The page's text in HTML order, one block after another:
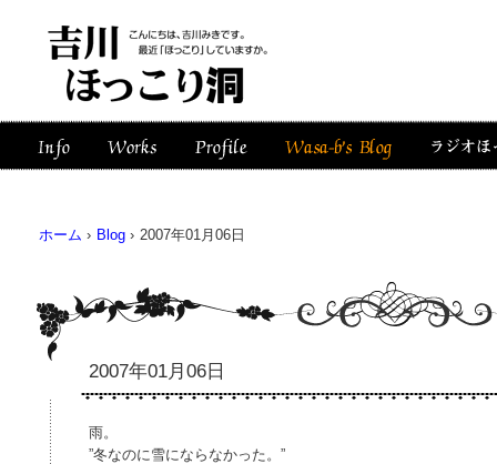
ホーム › Blog › 2007年01月06日
2007年01月06日
雨。
”冬なのに雪にならなかった。”